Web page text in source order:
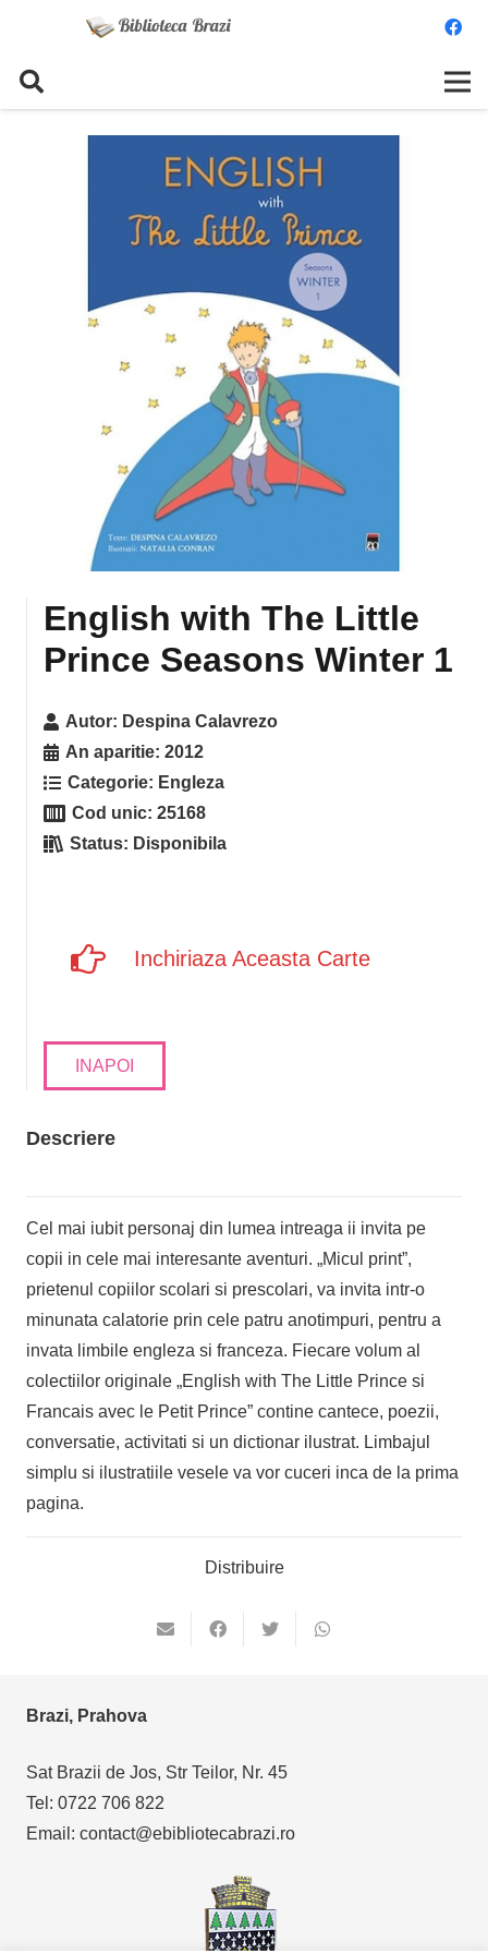
English with The Little
Prince Seasons Winter 1
Autor: Despina Calavrezo
An aparitie:2012
Categorie: Engleza
Cod unic:25168
Status: Disponibila
Inchiriaza Aceasta Carte
INAPOI
Descriere
Cel mai iubit personaj din lumea intreaga ii invita pe
copii in cele mai interesante aventuri. „Micul print”,
prietenul copiilor scolari si prescolari, va invita intr-o
minunata calatorie prin cele patru anotimpuri, pentru a
invata limbile engleza si franceza. Fiecare volum al
colectiilor originale „English with The Little Prince si
Francais avec le Petit Prince” contine cantece, poezii,
conversatie, activitati si un dictionar ilustrat. Limbajul
simplu si ilustratiile vesele va vor cuceri inca de la prima
pagina.
Distribuire
Brazi, Prahova
Sat Brazii de Jos, Str Teilor, Nr. 45
Tel: 0722 706 822
Email: contact@ebibliotecabrazi.ro